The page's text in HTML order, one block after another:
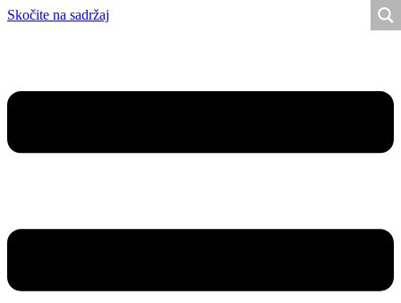
Skočite na sadržaj